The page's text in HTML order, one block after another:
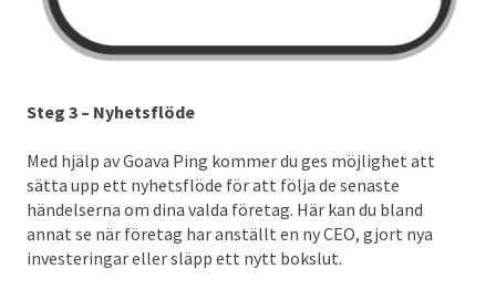
Steg 3 – Nyhetsflöde
Med hjälp av Goava Ping kommer du ges möjlighet att
sätta upp ett nyhetsflöde för att följa de senaste
händelserna om dina valda företag. Här kan du bland
annat se när företag har anställt en ny CEO, gjort nya
investeringar eller släpp ett nytt bokslut.